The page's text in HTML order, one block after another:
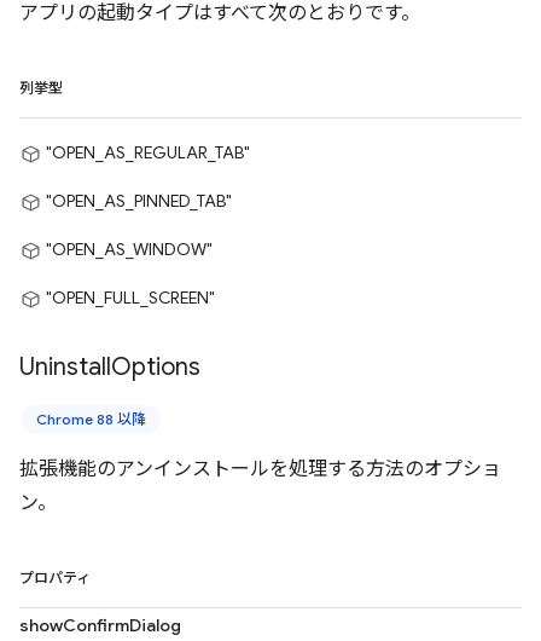
アプリの起動タイプはすべて次のとおりです。
列挙型
"OPEN_AS_REGULAR_TAB"
"OPEN_AS_PINNED_TAB"
"OPEN_AS_WINDOW"
"OPEN_FULL_SCREEN"
UninstallOptions
Chrome 88 以降
拡張機能のアンインストールを処理する方法のオプショ
ン。
プロパティ
showConfirmDialog